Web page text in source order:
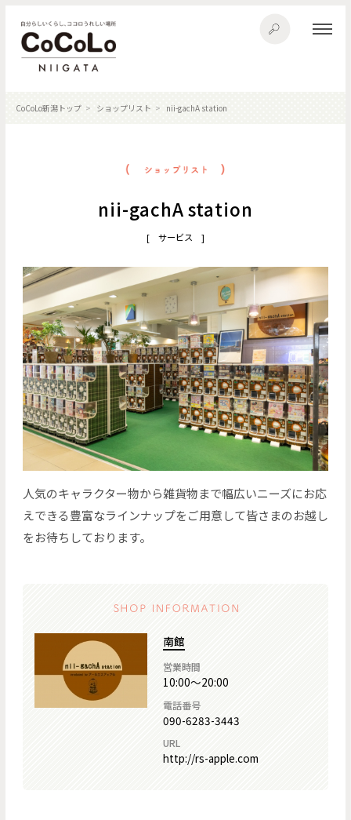
CoCoLo新潟トップ ショップリスト nii-gachA station
nii-gachA station
[ サービス ]
人気のキャラクター物から雑貨物まで幅広いニーズにお応
えできる豊富なラインナップをご用意して皆さまのお越し
をお待ちしております。
南館
営業時間
10:00～20:00
電話番号
090-6283-3443
URL
http://rs-apple.com